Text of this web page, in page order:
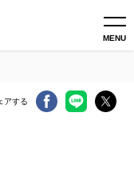
MENU
アする